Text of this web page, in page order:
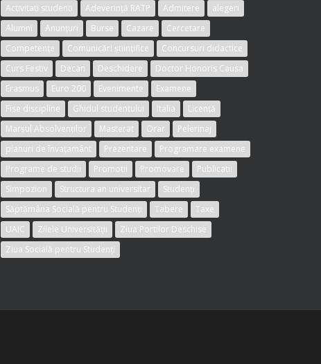
Activitati studenti Adeverință RATP Admitere
alegeri
Alumni
Anunțuri Burse Cazare
Cercetare
Competențe
Comunicări științifice
Concursuri didactice
Curs Festiv
Decan Deschidere
Doctor Honoris Causa
Erasmus
Euro 200 Evenimente
Examene
Fise discipline
Ghidul studentului Italia
Licență
Marșul Absolvenților
Masterat Orar
Pelerinaj
planuri de învațamânt
Prezentare
Programare examene
Programe de studii
Promotii Promovare
Publicatii
Simpozion
Structura an universitar
Studenți
Săptămâna Socială pentru Studenți
Tabere
Taxe
UAIC
Zilele Universității
Ziua Portilor Deschise
Ziua Socială pentru Studenți